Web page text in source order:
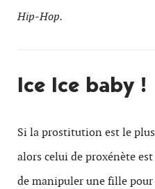
Hip-Hop.
Ice Ice baby !
Si la prostitution est le
alors celui de proxénète
de manipuler une fille